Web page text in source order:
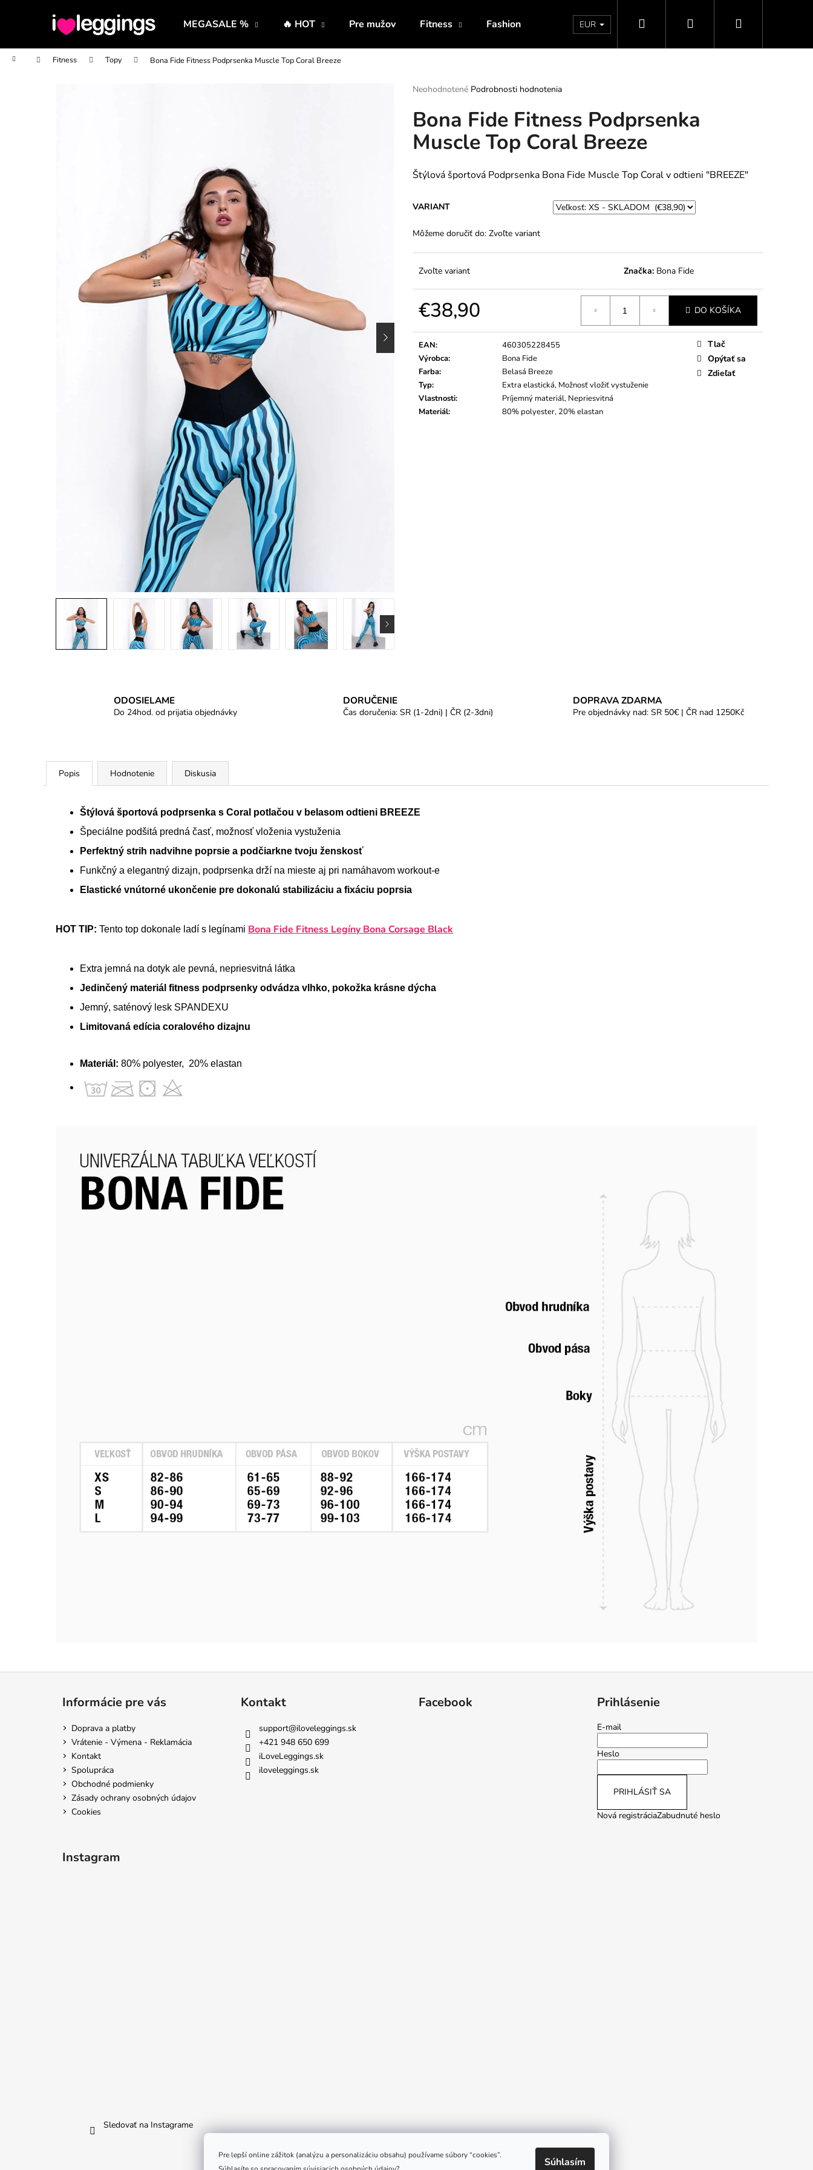
Pre lepší online zážitok (analýzu a personalizáciu obsahu) používame súbory “cookies”.
Súhlasím
MEGASALE % 🔥 HOT Pre mužov Fitness Fashion Doprava a platby Vrátenie - Výmena - Reklamácia
EUR Hľadať PrihlásenieNákupný
Domov Fitness Topy Bona Fide Fitness Podprsenka Muscle Top Coral Breeze
Priemerné
produktu
je
0,0
z
hviezdičiek.
Neohodnotené Podrobnosti hodnotenia
Bona Fide Fitness Podprsenka
Muscle Top Coral Breeze
Štýlová športová Podprsenka Bona Fide Muscle Top Coral v odtieni "BREEZE"
VARIANT
Môžeme doručiť do: Zvoľte variant
Zvoľte variant Značka: Bona Fide
€38,90 DO KOŠÍKA
EAN:
460305228455
Výrobca:
Bona Fide
Farba:
Belasá Breeze
Typ:
Extra elastická, Možnosť vložiť vystuženie
Vlastnosti:
Príjemný materiál, Nepriesvitná
Materiál: 80% polyester, 20% elastan
Tlač
Opýtať sa
Zdieľať
ODOSIELAME
Do 24hod. od prijatia objednávky
DORUČENIE
Čas doručenia: SR (1-2dni) | ČR (2-3dni)
DOPRAVA ZDARMA
Pre objednávky nad: SR 50€ | ČR nad 1250Kč
Popis Hodnotenie Diskusia
Štýlová športová podprsenka s Coral potlačou v belasom odtieni BREEZE
Špeciálne podšitá predná časť, možnosť vloženia vystuženia
Perfektný strih nadvihne poprsie a podčiarkne tvoju ženskosť
Funkčný a elegantný dizajn, podprsenka drží na mieste aj pri namáhavom workout-e
Elastické vnútorné ukončenie pre dokonalú stabilizáciu a fixáciu poprsia
HOT TIP: Tento top dokonale ladí s legínami Bona Fide Fitness Legíny Bona Corsage Black
Extra jemná na dotyk ale pevná, nepriesvitná látka
Jedinčený materiál fitness podprsenky odvádza vlhko, pokožka krásne dýcha
Jemný, saténový lesk SPANDEXU
Limitovaná edícia coralového dizajnu
Materiál: 80% polyester, 20% elastan
í
Späť
do
obchodu
Späť
do
obchodu
Čo potrebujete nájsť?
HĽADAŤ
Informácie pre vás
Doprava a platby
Vrátenie - Výmena - Reklamácia
Kontakt
Spolupráca
Obchodné podmienky
Zásady ochrany osobných údajov
Cookies
Kontakt
support@iloveleggings.sk
+421 948 650 699
iLoveLeggings.sk
iloveleggings.sk
Facebook Prihlásenie
E-mail
Heslo
PRIHLÁSIŤ SA
Nová registráciaZabudnuté heslo
Instagram
Sledovať na Instagrame